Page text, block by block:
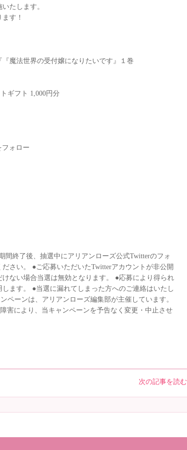
たします。
す！
『魔法世界の受付嬢になりたいです』１巻
ギフト 1,000円分
フォロー
終了後、抽選中にアリアンローズ公式Twitterのフォ
さい。 ●ご応募いただいたTwitterアカウントが非公開
ない場合当選は無効となります。 ●応募により得られ
ます。 ●当選に漏れてしまった方へのご連絡はいたし
ペーンは、アリアンローズ編集部が主催しています。
害により、当キャンペーンを予告なく変更・中止させ
次の記事を読む